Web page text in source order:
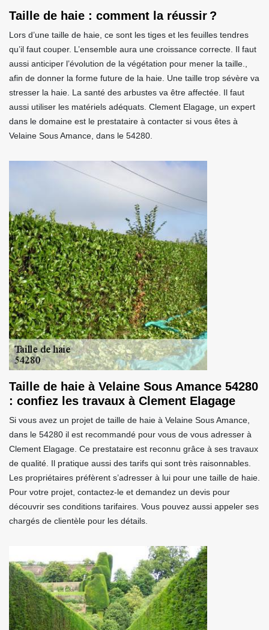
Taille de haie : comment la réussir ?
Lors d’une taille de haie, ce sont les tiges et les feuilles tendres
qu’il faut couper. L’ensemble aura une croissance correcte. Il faut
aussi anticiper l’évolution de la végétation pour mener la taille.,
afin de donner la forme future de la haie. Une taille trop sévère va
stresser la haie. La santé des arbustes va être affectée. Il faut
aussi utiliser les matériels adéquats. Clement Elagage, un expert
dans le domaine est le prestataire à contacter si vous êtes à
Velaine Sous Amance, dans le 54280.
Taille de haie à Velaine Sous Amance 54280
: confiez les travaux à Clement Elagage
Si vous avez un projet de taille de haie à Velaine Sous Amance,
dans le 54280 il est recommandé pour vous de vous adresser à
Clement Elagage. Ce prestataire est reconnu grâce à ses travaux
de qualité. Il pratique aussi des tarifs qui sont très raisonnables.
Les propriétaires préfèrent s’adresser à lui pour une taille de haie.
Pour votre projet, contactez-le et demandez un devis pour
découvrir ses conditions tarifaires. Vous pouvez aussi appeler ses
chargés de clientèle pour les détails.